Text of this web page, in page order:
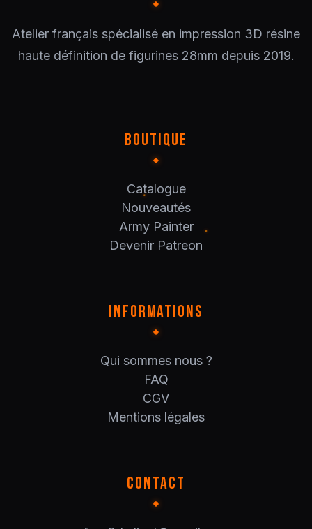
Atelier français spécialisé en impression 3D résine
haute définition de figurines 28mm depuis 2019.
BOUTIQUE
Catalogue
Nouveautés
Army Painter
Devenir Patreon
INFORMATIONS
Qui sommes nous ?
FAQ
CGV
Mentions légales
CONTACT